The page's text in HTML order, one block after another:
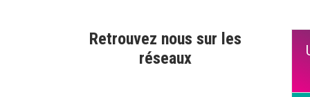
Retrouvez nous sur les
réseaux